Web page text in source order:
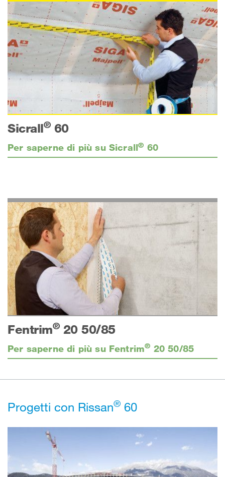
Sicrall®60
Per saperne di più su Sicrall® 60
Fentrim®20 50/85
Per saperne di più su Fentrim® 20 50/85
Progetti con Rissan® 60